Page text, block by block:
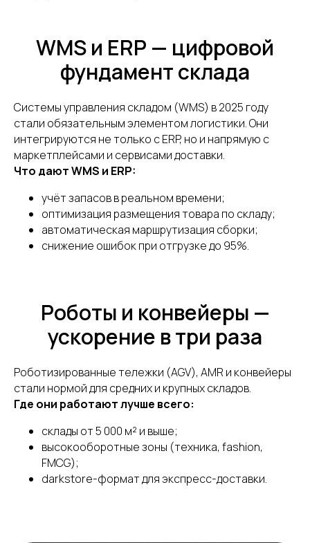
WMS и ERP — цифровой
фундамент склада
Системы управления складом (WMS) в 2025 году
стали обязательным элементом логистики. Они
интегрируются не только с ERP, но и напрямую с
маркетплейсами и сервисами доставки.
Что дают WMS и ERP:
учёт запасов в реальном времени;
оптимизация размещения товара по складу;
автоматическая маршрутизация сборки;
снижение ошибок при отгрузке до 95%.
Роботы и конвейеры —
ускорение в три раза
Роботизированные тележки (AGV), AMR и конвейеры
стали нормой для средних и крупных складов.
Где они работают лучше всего:
склады от 5 000 м² и выше;
высокооборотные зоны (техника, fashion,
FMCG);
darkstore-формат для экспресс-доставки.
Не знаете, с чего начать
работу с фулфилментом?
Проконсультируем
+7
Нажимая кнопку, вы даете согласие на
Политике
ПОЛУЧИТЬ КОНСУЛЬТАЦИЮ